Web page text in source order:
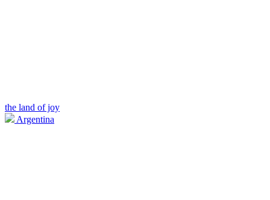
the land of joy
Argentina